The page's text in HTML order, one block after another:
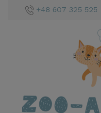
+48 607 325 525